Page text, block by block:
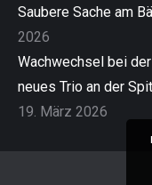
Saubere Sache am
2026
Wachwechsel bei
neues Trio an der
19. März 2026